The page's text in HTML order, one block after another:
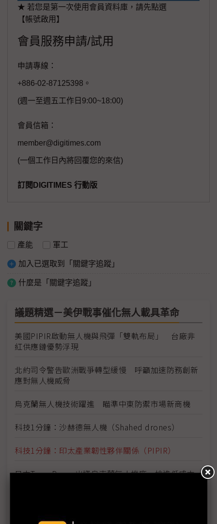
★ 若您是第一次使用會員資料庫，請先點選
【帳號啟用】
會員服務申請/試用
申請專線：
+886-02-87125398。
(週一至週五工作日9:00~18:00)
會員信箱：
member@digitimes.com
(一個工作日內將回覆您的來信)
訂閱DIGITIMES 行動版
關鍵字
產能 軍工
加入已選取到「關鍵字追蹤」
什麼是「關鍵字追蹤」
議題精選－美伊戰事催化無人載具革命
美國PIPIR啟動無人機與飛彈「雙軌布局」 台廠非
紅供應鏈優勢浮現
北約司令警告歐洲戰爭轉型緩慢 呼籲加速防務創新
應對無人機威脅
烏克蘭無人機技術躍進 瞄準中東防禦市場新商機
科技1分鐘：沙赫德無人機（Shahed drones）
科技1分鐘：印太產業韌性夥伴關係（PIPIR）
日本Terra Drone出資烏克蘭無人機廠 搶進低成本